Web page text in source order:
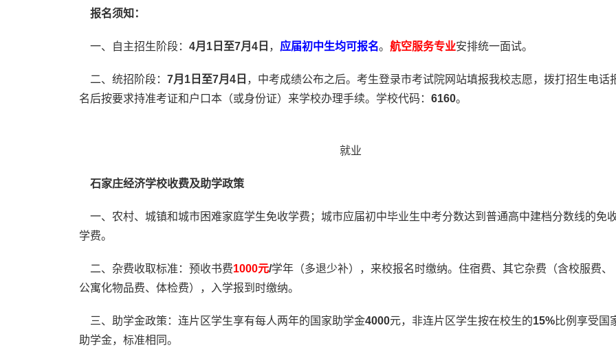
报名须知：
一、自主招生阶段： 4月1日至7月4日 ， 应届初中生均可报名。 航空服务专业安排统一面试。
二、统招阶段： 7月1日至7月4日 ，中考成绩公布之后。考生登录市考试院网站填报我校志愿，拨打招生电话
名后按要求持准考证和户口本（或身份证）来学校办理手续。学校代码： 6160。
就业
石家庄经济学校收费及助学政策
一、农村、城镇和城市困难家庭学生免收学费；城市应届初中毕业生中考分数达到普通高中建档分数线的免
学费。
二、杂费收取标准：预收书费1000元/学年（多退少补），来校报名时缴纳。住宿费、其它杂费（含校服费、
公寓化物品费、体检费），入学报到时缴纳。
三、助学金政策：连片区学生享有每人两年的国家助学金4000元，非连片区学生按在校生的15%比例享受国
助学金，标准相同。